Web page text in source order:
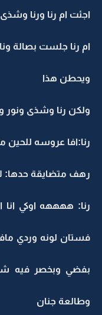
اجئت ام رنا ورنا وشذى
ام رنا جلست بصالة
ويحطن هذا
ولكن رنا وشذى
رنا:افا عروسه للحين
رهف متضايقة حدها:
رنا: ههههه اوكي
فستان لونه وردي
بفضي وبخصر فيه
وطالعة جنان